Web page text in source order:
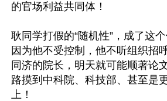
的官场利益共同体！
耿同学打假的“随机性”，成了这
因为他不受控制，他不听组织招
同济的院长，明天就可能顺著论
路摸到中科院、科技部、甚至是
上！